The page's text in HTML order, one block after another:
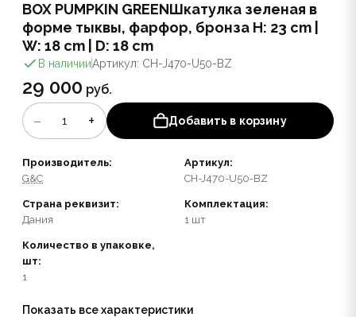
BOX PUMPKIN GREENШкатулка зеленая в
форме тыквы, фарфор, бронза H: 23 cm |
W: 18 cm | D: 18 cm
В наличииАртикул: CH-J470-U50-BZ
29 000 руб.
− 1 + Добавить в корзину
Производитель:
G&C
Артикул:
CH-J470-U50-BZ
Страна реквизит:
Дания
Комплектация:
1 шт
Количество в упаковке,
шт:
1
Показать все характеристики